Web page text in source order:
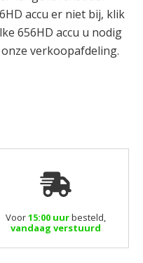
accu er niet bij, klik
656HD accu u nodig
verkoopafdeling.
Voor15:00 uurbesteld,
vandaag verstuurd